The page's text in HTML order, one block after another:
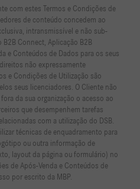
com estes Termos e Condições de
de conteúdo concedem ao
intransmissível e não sub-
B2B Connect, Aplicação B2B
e Conteúdos de Dados para os seus
não expressamente
e Condições de Utilização são
seus licenciadores. O Cliente não
da sua organização o acesso ao
que desempenhem tarefas
com a utilização do DSB.
técnicas de enquadramento para
ou outra informação de
layout da página ou formulário) no
de Após-Venda e Conteúdos de
por escrito da MBP.